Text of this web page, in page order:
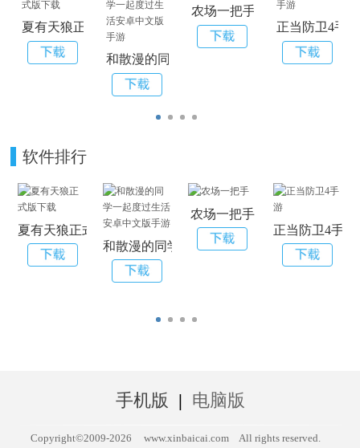
夏有天狼正式版下载
和散漫的同学一起度过生活安卓中文版手游
农场一把手
正当防卫4手游
软件排行
夏有天狼正式版下载
和散漫的同学一起度过生活安卓中文版手游
农场一把手
正当防卫4手游
手机版 | 电脑版
Copyright©2009-2026 www.xinbaicai.com All rights reserved.